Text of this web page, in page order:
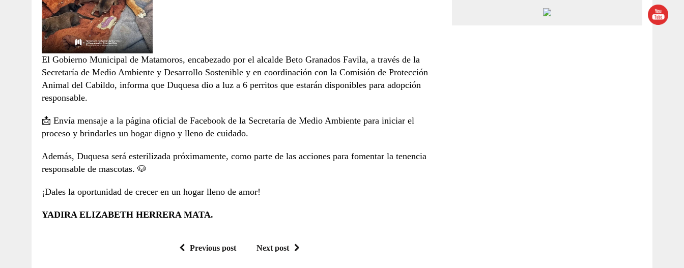
El Gobierno Municipal de Matamoros, encabezado por el alcalde Beto Granados Favila, a través de la
Secretaría de Medio Ambiente y Desarrollo Sostenible y en coordinación con la Comisión de Protección
Animal del Cabildo, informa que Duquesa dio a luz a 6 perritos que estarán disponibles para adopción
responsable.
📩 Envía mensaje a la página oficial de Facebook de la Secretaría de Medio Ambiente para iniciar el
proceso y brindarles un hogar digno y lleno de cuidado.
Además, Duquesa será esterilizada próximamente, como parte de las acciones para fomentar la tenencia
responsable de mascotas. 🐶
¡Dales la oportunidad de crecer en un hogar lleno de amor!
YADIRA ELIZABETH HERRERA MATA.
Previous post Next post